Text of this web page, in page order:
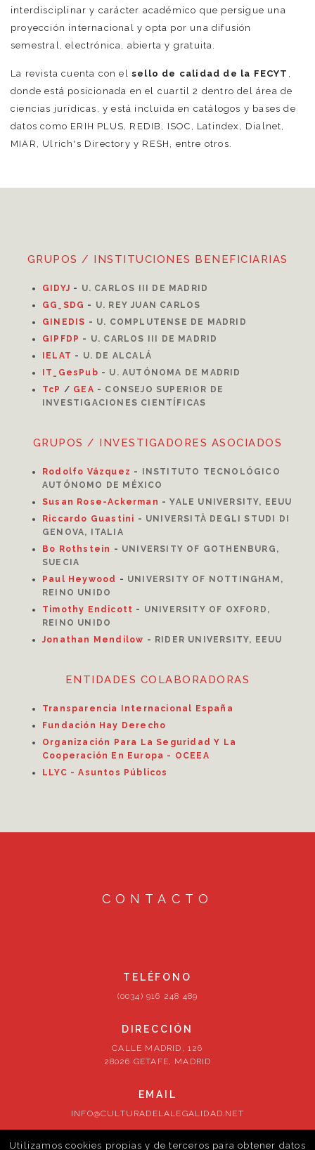
interdisciplinar y carácter académico que persigue una
proyección internacional y opta por una difusión
semestral, electrónica, abierta y gratuita.
La revista cuenta con el sello de calidad de la FECYT
donde está posicionada en el cuartil 2 dentro del área de
ciencias jurídicas, y está incluida en catálogos y bases de
datos como ERIH PLUS, REDIB, ISOC, Latindex, Dialnet,
MIAR, Ulrich's Directory y RESH, entre otros.
GRUPOS / INSTITUCIONES BENEFICIARIAS
GIDYJ - U. CARLOS III DE MADRID
GG_SDG - U. REY JUAN CARLOS
GINEDIS - U. COMPLUTENSE DE MADRID
GIPFDP - U. CARLOS III DE MADRID
I ELAT - U. DE ALCALÁ
IT_GesPub - U. AUTÓNOMA DE MADRID
TcP / GEA - CONSEJO SUPERIOR DE
INVESTIGACIONES CIENTÍFICAS
GRUPOS / INVESTIGADORES ASOCIADOS
Rodolfo Vázquez - INSTITUTO TECNOLÓGICO
AUTÓNOMO DE MÉXICO
Susan Rose-Ackerman -YALE UNIVERSITY, EEUU
Riccardo Guastini - UNIVERSITÀ DEGLI STUDI DI
GENOVA, ITALIA
Bo Rothstein - UNIVERSITY OF GOTHENBURG,
SUECIA
Paul Heywood - UNIVERSITY OF NOTTINGHAM,
REINO UNIDO
Timothy Endicott - UNIVERSITY OF OXFORD,
REINO UNIDO
Jonathan Mendilow - RIDER UNIVERSITY, EEUU
ENTIDADES COLABORADORAS
Transparencia Internacional España
Fundación Hay Derecho
Organización Para La Seguridad Y La
Cooperación En Europa - OCEEA
LLYC - Asuntos Públicos
CONTACTO
TELÉFONO
(0034) 916 248 489
DIRECCIÓN
CALLE MADRID, 126
28026 GETAFE, MADRID
EMAIL
INFO@CULTURADELALEGALIDAD.NET
SÍGUENOS
Utilizamos cookies propias y de terceros para obtener datos